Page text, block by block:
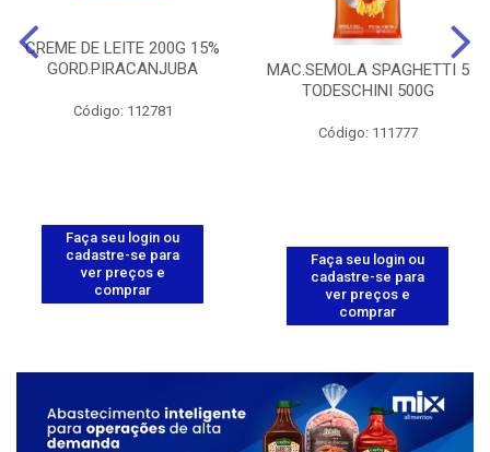
CREME DE LEITE 200G 15%
GORD.PIRACANJUBA
Código: 112781
Faça seu login ou
cadastre-se para
ver preços e
comprar
MAC.SEMOLA SPAGHETTI 5
TODESCHINI 500G
Código: 111777
Faça seu login ou
cadastre-se para
ver preços e
comprar